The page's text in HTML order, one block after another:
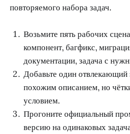
повторяемого набора задач.
Возьмите пять рабочих
компонент, багфикс,
документации, задача с
Добавьте один
похожим описанием, но
условием.
Прогоните официальный
версию на одинаковых